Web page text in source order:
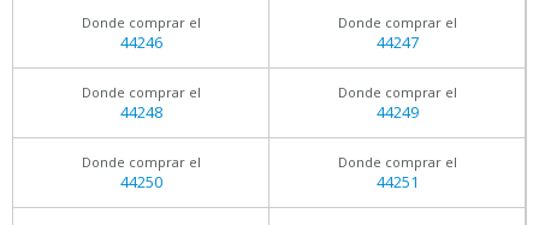
Donde comprar el
44246
Donde comprar el
44247
Donde comprar el
44248
Donde comprar el
44249
Donde comprar el
44250
Donde comprar el
44251